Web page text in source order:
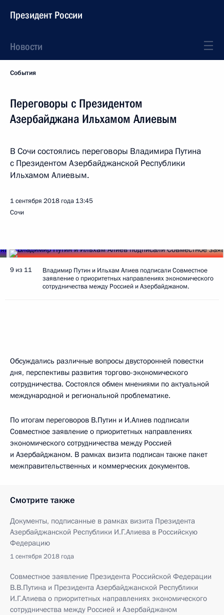
Президент России
Новости
События
Переговоры с Президентом
Азербайджана Ильхамом Алиевым
В Сочи состоялись переговоры Владимира Путина
с Президентом Азербайджанской Республики
Ильхамом Алиевым.
1 сентября 2018 года 13:45
Сочи
9 из 11
Владимир Путин и Ильхам Алиев подписали Совместное
заявление о приоритетных направлениях экономического
сотрудничества между Россией и Азербайджаном.
Обсуждались различные вопросы двусторонней повестки
дня, перспективы развития торгово-экономического
сотрудничества. Состоялся обмен мнениями по актуальной
международной и региональной проблематике.
По итогам переговоров В.Путин и И.Алиев подписали
Совместное заявление о приоритетных направлениях
экономического сотрудничества между Россией
и Азербайджаном. В рамках визита подписан также пакет
межправительственных и коммерческих документов.
Смотрите также
Документы, подписанные в рамках визита Президента
Азербайджанской Республики И.Г.Алиева в Российскую
Федерацию
1 сентября 2018 года
Совместное заявление Президента Российской Федерации
В.В.Путина и Президента Азербайджанской Республики
И.Г.Алиева о приоритетных направлениях экономического
сотрудничества между Россией и Азербайджаном